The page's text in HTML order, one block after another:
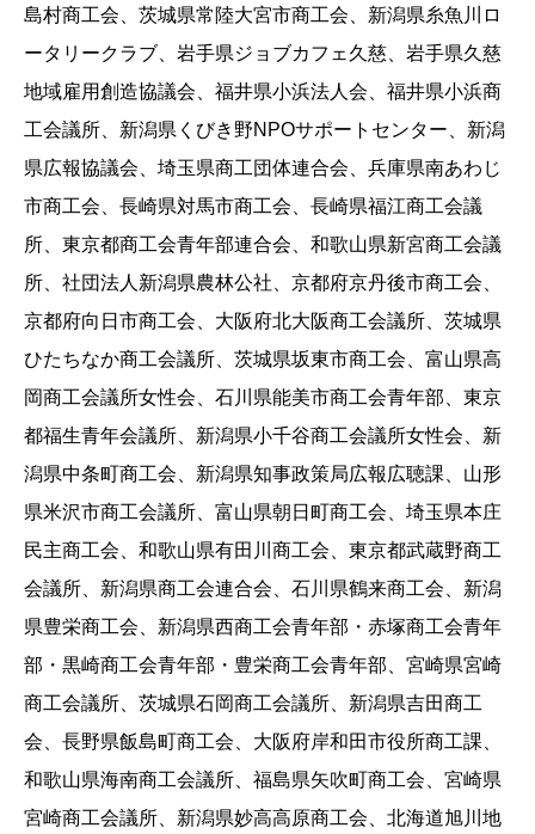
島村商工会、茨城県常陸大宮市商工会、新潟県糸魚川ロ
ータリークラブ、岩手県ジョブカフェ久慈、岩手県久慈
地域雇用創造協議会、福井県小浜法人会、福井県小浜商
工会議所、新潟県くびき野NPOサポートセンター、新潟
県広報協議会、埼玉県商工団体連合会、兵庫県南あわじ
市商工会、長崎県対馬市商工会、長崎県福江商工会議
所、東京都商工会青年部連合会、和歌山県新宮商工会議
所、社団法人新潟県農林公社、京都府京丹後市商工会、
京都府向日市商工会、大阪府北大阪商工会議所、茨城県
ひたちなか商工会議所、茨城県坂東市商工会、富山県高
岡商工会議所女性会、石川県能美市商工会青年部、東京
都福生青年会議所、新潟県小千谷商工会議所女性会、新
潟県中条町商工会、新潟県知事政策局広報広聴課、山形
県米沢市商工会議所、富山県朝日町商工会、埼玉県本庄
民主商工会、和歌山県有田川商工会、東京都武蔵野商工
会議所、新潟県商工会連合会、石川県鶴来商工会、新潟
県豊栄商工会、新潟県西商工会青年部・赤塚商工会青年
部・黒崎商工会青年部・豊栄商工会青年部、宮崎県宮崎
商工会議所、茨城県石岡商工会議所、新潟県吉田商工
会、長野県飯島町商工会、大阪府岸和田市役所商工課、
和歌山県海南商工会議所、福島県矢吹町商工会、宮崎県
宮崎商工会議所、新潟県妙高高原商工会、北海道旭川地